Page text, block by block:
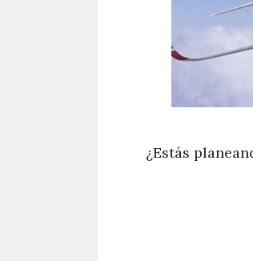
¿Estás